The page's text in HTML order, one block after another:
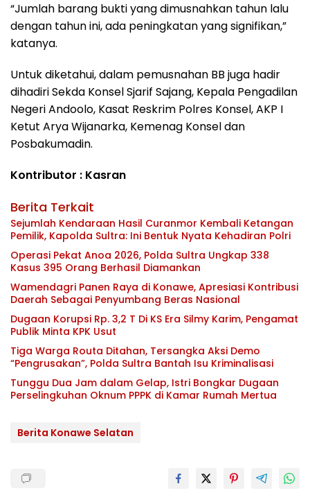
“Jumlah barang bukti yang dimusnahkan tahun lalu
dengan tahun ini, ada peningkatan yang signifikan,”
katanya.
Untuk diketahui, dalam pemusnahan BB juga hadir
dihadiri Sekda Konsel Sjarif Sajang, Kepala Pengadilan
Negeri Andoolo, Kasat Reskrim Polres Konsel, AKP I
Ketut Arya Wijanarka, Kemenag Konsel dan
Posbakumadin.
Kontributor : Kasran
Berita Terkait
Sejumlah Kendaraan Hasil Curanmor Kembali Ketangan
Pemilik, Kapolda Sultra: Ini Bentuk Nyata Kehadiran Polri
Operasi Pekat Anoa 2026, Polda Sultra Ungkap 338
Kasus 395 Orang Berhasil Diamankan
Wamendagri Panen Raya di Konawe, Apresiasi Kontribusi
Daerah Sebagai Penyumbang Beras Nasional
Dugaan Korupsi Rp. 3,2 T Di KS Era Silmy Karim, Pengamat
Publik Minta KPK Usut
Tiga Warga Routa Ditahan, Tersangka Aksi Demo
“Pengrusakan”, Polda Sultra Bantah Isu Kriminalisasi
Tunggu Dua Jam dalam Gelap, Istri Bongkar Dugaan
Perselingkuhan Oknum PPPK di Kamar Rumah Mertua
Berita Konawe Selatan